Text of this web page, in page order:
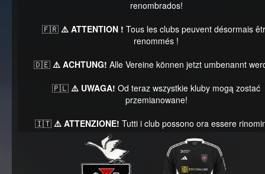
renombrados!
🇫🇷 ⚠️ ATTENTION ! Tous les clubs peuvent désormais
renommés !
🇩🇪 ⚠️ ACHTUNG! Alle Vereine können jetzt umbenannt
🇵🇱 ⚠️ UWAGA! Od teraz wszystkie kluby mogą zostać
przemianowane!
🇮🇹 ⚠️ ATTENZIONE! Tutti i club possono ora essere